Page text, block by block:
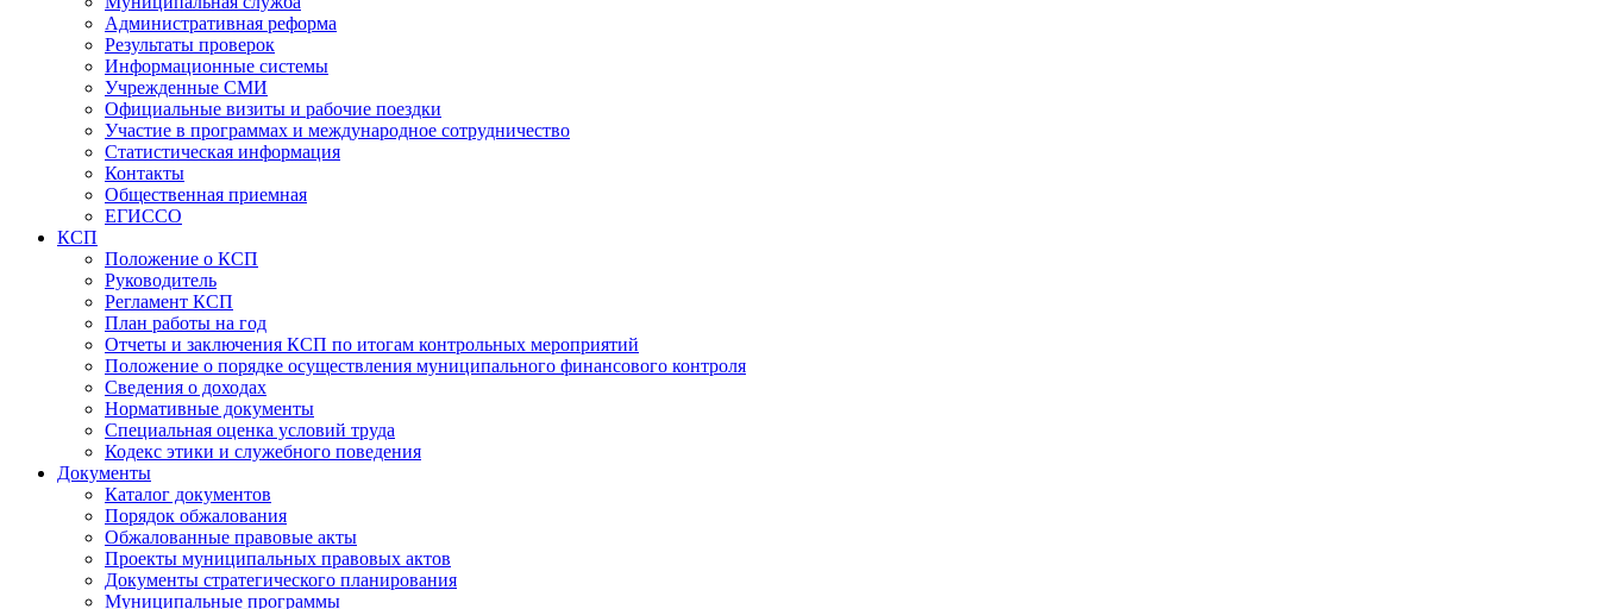
Административная реформа
Результаты проверок
Информационные системы
Учрежденные СМИ
Официальные визиты и рабочие поездки
Участие в программах и международное сотрудничество
Статистическая информация
Контакты
Общественная приемная
ЕГИССО
КСП
Положение о КСП
Руководитель
Регламент КСП
План работы на год
Отчеты и заключения КСП по итогам контрольных мероприятий
Положение о порядке осуществления муниципального финансового контроля
Сведения о доходах
Нормативные документы
Специальная оценка условий труда
Кодекс этики и служебного поведения
Документы
Каталог документов
Порядок обжалования
Обжалованные правовые акты
Проекты муниципальных правовых актов
Документы стратегического планирования
Муниципальные программы